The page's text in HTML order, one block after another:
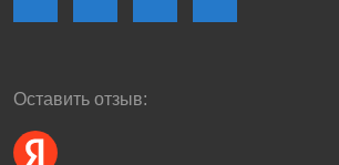
Оставить отзыв: